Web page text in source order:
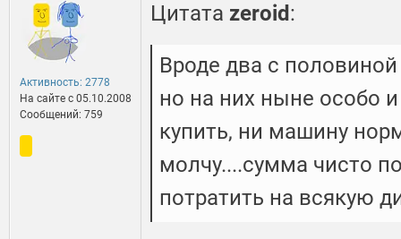
Активность: 2778
На сайте c 05.10.2008
Сообщений: 759
Цитата zeroid :
Вроде два с
но на них ныне особо
купить, ни машину
молчу....сумма чисто
потратить на всякую